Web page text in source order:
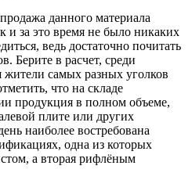
данного материала
и за это время не было никаких
ведь достаточно почитать
Берите в расчет, среди
жители самых разных уголков
что на складе
продукция в полном объеме,
плите или других
наиболее востребована
одна из которых
а вторая рифлёным